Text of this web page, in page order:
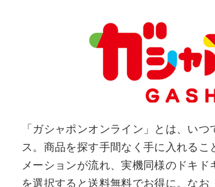
「ガシャポンオンライン」とは、い
ス。商品を探す手間なく手に入れる
メーションが流れ、実機同様のドキド
を選択すると送料無料でお得に。な